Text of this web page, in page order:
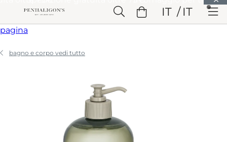
Vai a Intestazione Vai a Contenuto principale Vai a Piè di
pagina
IT IT
bagno e corpo vedi tutto